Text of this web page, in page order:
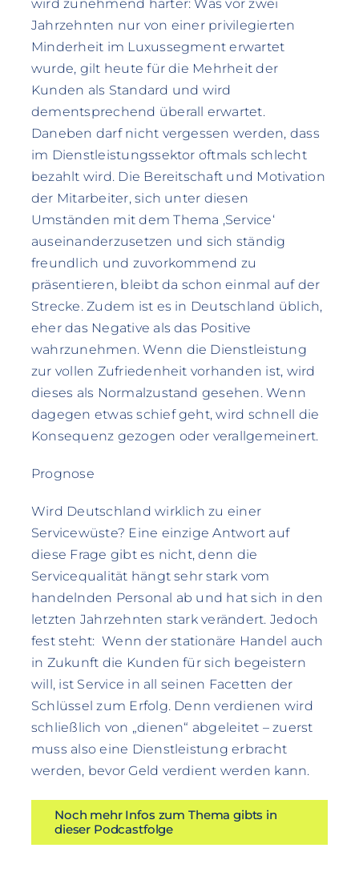
wird zunehmend härter: Was vor zwei
Jahrzehnten nur von einer privilegierten
Minderheit im Luxussegment erwartet
wurde, gilt heute für die Mehrheit der
Kunden als Standard und wird
dementsprechend überall erwartet.
Daneben darf nicht vergessen werden, dass
im Dienstleistungssektor oftmals schlecht
bezahlt wird. Die Bereitschaft und Motivation
der Mitarbeiter, sich unter diesen
Umständen mit dem Thema ‚Service‘
auseinanderzusetzen und sich ständig
freundlich und zuvorkommend zu
präsentieren, bleibt da schon einmal auf der
Strecke. Zudem ist es in Deutschland üblich,
eher das Negative als das Positive
wahrzunehmen. Wenn die Dienstleistung
zur vollen Zufriedenheit vorhanden ist, wird
dieses als Normalzustand gesehen. Wenn
dagegen etwas schief geht, wird schnell die
Konsequenz gezogen oder verallgemeinert.
Prognose
Wird Deutschland wirklich zu einer
Servicewüste? Eine einzige Antwort auf
diese Frage gibt es nicht, denn die
Servicequalität hängt sehr stark vom
handelnden Personal ab und hat sich in den
letzten Jahrzehnten stark verändert. Jedoch
fest steht: Wenn der stationäre Handel auch
in Zukunft die Kunden für sich begeistern
will, ist Service in all seinen Facetten der
Schlüssel zum Erfolg. Denn verdienen wird
schließlich von „dienen“ abgeleitet – zuerst
muss also eine Dienstleistung erbracht
werden, bevor Geld verdient werden kann.
Noch mehr Infos zum Thema gibts in
dieser Podcastfolge